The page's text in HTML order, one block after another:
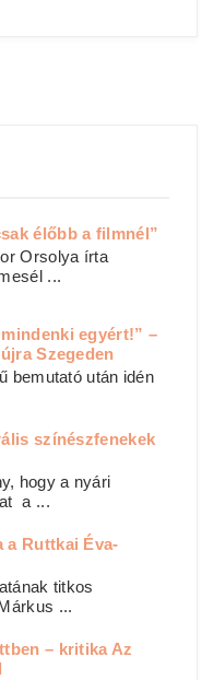
élőbb a filmnél”
Orsolya írta
...
egyért!” –
Szegeden
bemutató után idén
színészfenekek
hogy a nyári
a ...
a Ruttkai Éva-
titkos
...
– kritika Az